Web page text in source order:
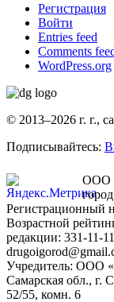
Регистрация
Войти
Entries feed
Comments
WordPress.org
© 2013–2026 г. г.,
Подписывайтесь:
ООО
Регистрационный
Возрастной
редакции: 331-11-
Учредитель: ООО
Самарская обл., г.
52/55, комн. 6